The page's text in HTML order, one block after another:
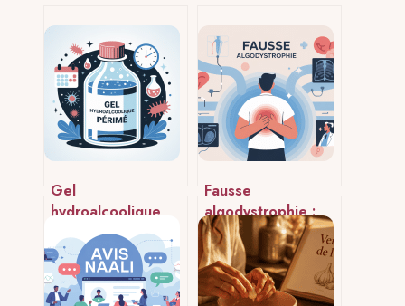
Gel
hydroalcoolique
périmé : risques,
efficacité et bons
réflexes
Fausse
algodystrophie :
comprendre les
erreurs de
diagnostic et agir
vite